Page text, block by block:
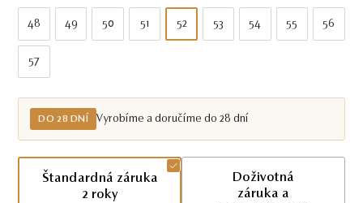
48 49 50 51 52 53 54 55 56
57
DO 28 DNÍ Vyrobíme a doručíme do 28 dní
Štandardná záruka
2 roky
Doživotná
záruka a